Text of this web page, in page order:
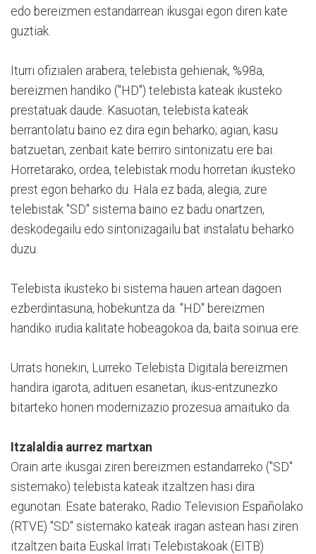
edo bereizmen estandarrean ikusgai egon diren kate
guztiak.
Iturri ofizialen arabera, telebista gehienak, %98a,
bereizmen handiko ("HD") telebista kateak ikusteko
prestatuak daude. Kasuotan, telebista kateak
berrantolatu baino ez dira egin beharko; agian, kasu
batzuetan, zenbait kate berriro sintonizatu ere bai.
Horretarako, ordea, telebistak modu horretan ikusteko
prest egon beharko du. Hala ez bada, alegia, zure
telebistak "SD" sistema baino ez badu onartzen,
deskodegailu edo sintonizagailu bat instalatu beharko
duzu.
Telebista ikusteko bi sistema hauen artean dagoen
ezberdintasuna, hobekuntza da. "HD" bereizmen
handiko irudia kalitate hobeagokoa da, baita soinua ere.
Urrats honekin, Lurreko Telebista Digitala bereizmen
handira igarota, adituen esanetan, ikus-entzunezko
bitarteko honen modernizazio prozesua amaituko da.
Itzalaldia aurrez martxan
Orain arte ikusgai ziren bereizmen estandarreko ("SD"
sistemako) telebista kateak itzaltzen hasi dira
egunotan. Esate baterako, Radio Television Españolako
(RTVE) "SD" sistemako kateak iragan astean hasi ziren
itzaltzen baita Euskal Irrati Telebistakoak (EITB)